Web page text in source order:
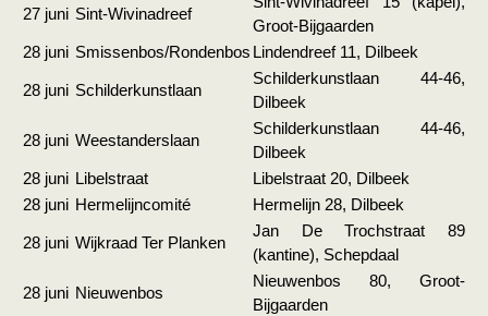
27 juni Sint-Wivinadreef
Groot-Bijgaarden
28 juni Smissenbos/Rondenbos Lindendreef 11, Dilbeek
28 juni Schilderkunstlaan
Schilderkunstlaan 44-46,
Dilbeek
28 juni Weestanderslaan
Schilderkunstlaan 44-46,
Dilbeek
28 juni Libelstraat
Libelstraat 20, Dilbeek
28 juni Hermelijncomité Hermelijn 28, Dilbeek
28 juni Wijkraad Ter Planken
Jan De Trochstraat 89
(kantine), Schepdaal
28 juni Nieuwenbos
Nieuwenbos 80, Groot-
Bijgaarden